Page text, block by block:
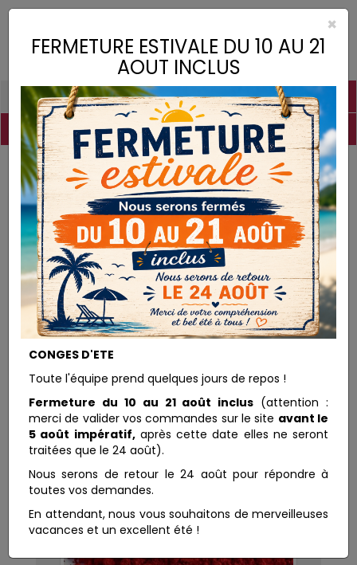
Toggle
PIGMENTS CHAUX CHARGES LIANTS
COLLES DROGUERIE MATÉRIEL DESTOCKAGE
Pigments Rouge de Cadmium
PIGMENTS
×
FERMETURE ESTIVALE DU 10 AU 21
AOUT INCLUS
CONGES D'ETE
Toute l'équipe prend quelques jours de repos !
Fermeture du 10 au 21 août inclus (attention :
merci de valider vos commandes sur le site avant le
5 août impératif,après cette date elles ne seront
traitées que le 24 août).
Nous serons de retour le 24 août pour répondre à
toutes vos demandes.
En attendant, nous vous souhaitons de merveilleuses
vacances et un excellent été !